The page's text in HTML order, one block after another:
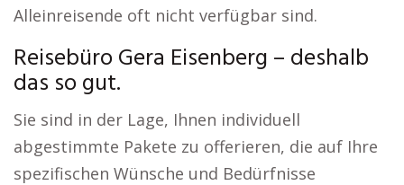
Alleinreisende oft nicht verfügbar sind.
Reisebüro Gera Eisenberg – deshalb
das so gut.
Sie sind in der Lage, Ihnen individuell
abgestimmte Pakete zu offerieren, die auf Ihre
spezifischen Wünsche und Bedürfnisse